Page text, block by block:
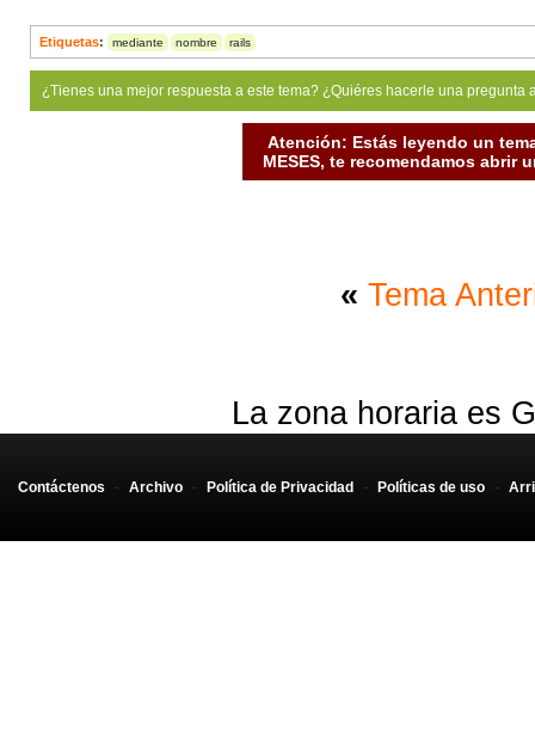
Etiquetas: mediante nombre rails
¿Tienes una mejor respuesta a este tema? ¿Quiéres hacerle una
Atención: Estás leyendo un
MESES, te recomendamos abrir
« Tema
La zona horaria es
Contáctenos - Archivo - Política de Privacidad - Políticas de uso -